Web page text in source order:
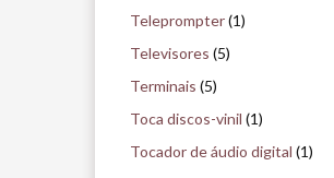
Teleprompter(1)
Televisores (5)
Terminais (5)
Toca discos-vinil (1)
Tocador de áudio digital (1)